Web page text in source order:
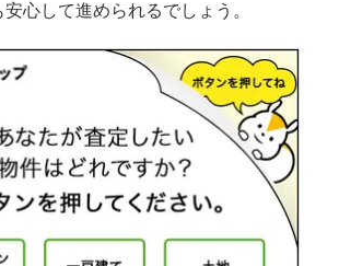
心して進められるでしょう。